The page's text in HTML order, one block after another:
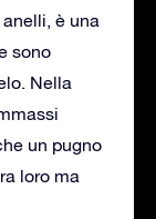
è una
sono
Nella
un pugno
loro ma